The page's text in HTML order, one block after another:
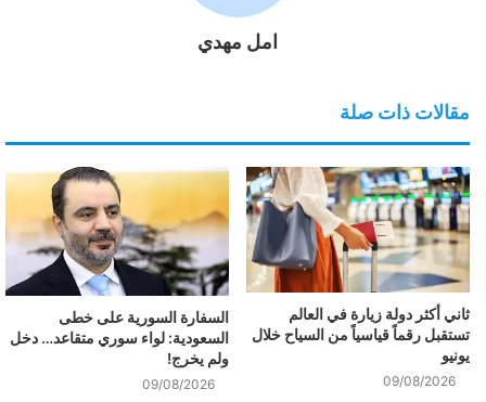
امل مهدي
مقالات ذات صلة
ثاني أكثر دولة زيارة في العالم
تستقبل رقماً قياسياً من السياح خلال
يونيو
09/08/2026
السفارة السورية على خطى
السعودية: لواء سوري متقاعد… دخل
ولم يخرج!
09/08/2026